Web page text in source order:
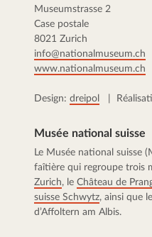
Museumstrasse 2
Case postale
8021 Zurich
info@nationalmuseum.ch
www.nationalmuseum.ch
Design: dreipol |
Musée national suisse
Le Musée national suisse
faîtière qui regroupe trois
Zurich, le Château de
suisse Schwytz, ainsi que le
d’Affoltern am Albis.